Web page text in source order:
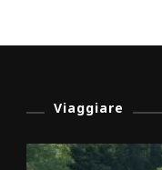
Viaggiare